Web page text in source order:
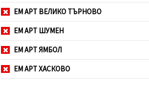
ЕМ АРТ ВЕЛИКО ТЪРНОВО
ЕМ АРТ ШУМЕН
ЕМ АРТ ЯМБОЛ
ЕМ АРТ ХАСКОВО